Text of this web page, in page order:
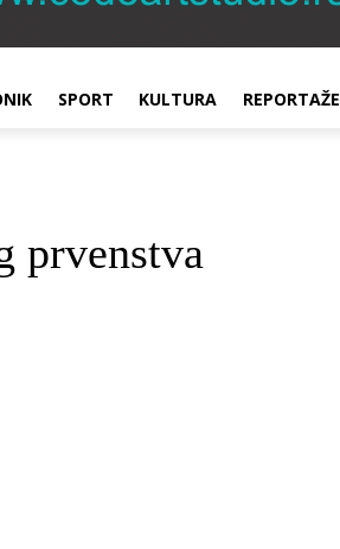
SPORT KULTURA REPORTAŽE
prvenstva